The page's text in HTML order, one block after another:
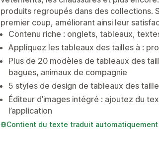
produits regroupés dans des collections.
premier coup, améliorant ainsi leur
Contenu riche : onglets, tableaux,
Appliquez les tableaux des tailles à :
Plus de 20 modèles de tableaux des
bagues, animaux de compagnie
5 styles de design de tableaux des
Éditeur d’images intégré : ajoutez du
l’application
Contient du texte traduit automatiquement